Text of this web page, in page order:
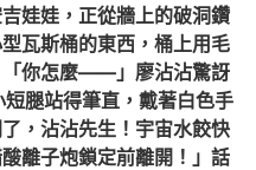
娃娃，正從牆上的破洞鑽
瓦斯桶的東西，桶上用毛
「你怎麼——」廖沾沾驚訝
腿站得筆直，戴著白色手
，沾沾先生！宇宙水餃快
離子炮鎖定前離開！」話